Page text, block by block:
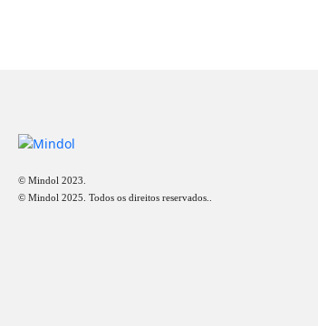
© Mindol 2023.
© Mindol 2025. Todos os direitos reservados..